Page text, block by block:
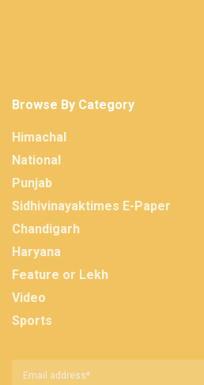
Browse By Category
Himachal
National
Punjab
Sidhivinayaktimes E-Paper
Chandigarh
Haryana
Feature or Lekh
Video
Sports